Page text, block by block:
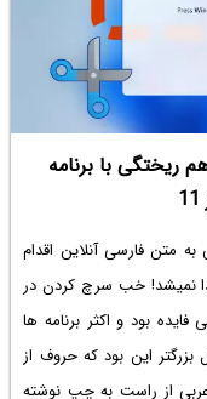
ریختگی با برنامه
متن فارسی آنلاین اقدام
نمیشد! خب سرچ کردن در
فایده بود و اکثر برنامه ها
این بود که حروف از
از راست به چپ نوشته